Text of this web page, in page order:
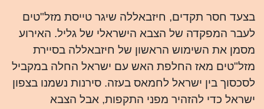
בצעד חסר תקדים, חיזבאללה שיגר טייסת מזל"טים
לעבר המפקדה של הצבא הישראלי של גליל. האירוע
מסמן את השימוש הראשון של חיזבאללה בסיירת
מזל"טים מאז החלפת האש עם ישראל החלה במקביל
לסכסוך בין ישראל לחמאס בעזה. סירנות נשמנו בצפון
ישראל כדי להזהיר מפני התקפות, אבל הצבא